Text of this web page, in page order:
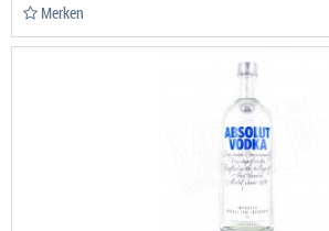
Merken